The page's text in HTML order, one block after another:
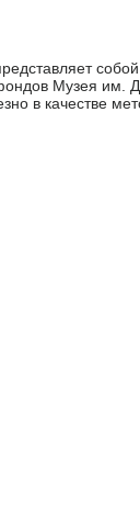
собой
Музея им.
в качестве